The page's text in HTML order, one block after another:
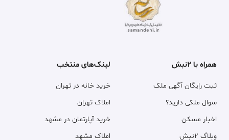
همراه با ۲نبش
ثبت رایگان آگهی ملک
سوال ملکی دارید؟
اخبار مسکن
وبلاگ ۲نبش
لینک‌های منتخب
خرید خانه در تهران
املاک تهران
خرید آپارتمان در مشهد
املاک مشهد